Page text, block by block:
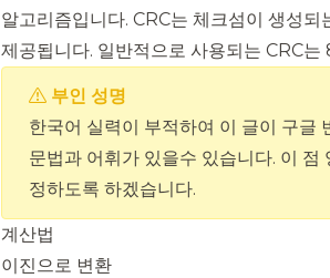
알고리즘입니다. CRC는 체크섬이 생성
제공됩니다. 일반적으로 사용되는 CRC
부인 성명
한국어 실력이 부적하여 이 글이 구글
문법과 어휘가 있을수 있습니다. 이
정하도록 하겠습니다.
계산법
이진으로 변환